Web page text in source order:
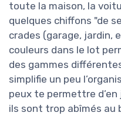
toute la maison, la
quelques chiffons "de
crades (garage, jardin,
couleurs dans le lot
des gammes
simplifie un peu
peux te permettre
ils sont trop abîmés au